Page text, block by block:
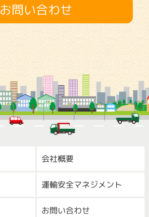
お問い合わせ
会社概要
運輸安全マネジメント
お問い合わせ